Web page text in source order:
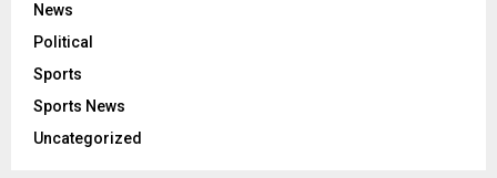
News
Political
Sports
Sports News
Uncategorized